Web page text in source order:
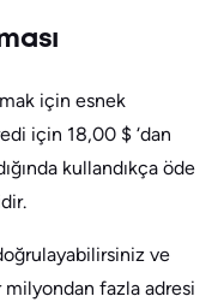
için esnek
için 18,00 $ ‘dan
kullandıkça öde
ve
milyondan fazla adresi